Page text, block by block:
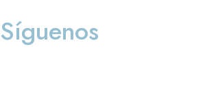
Síguenos